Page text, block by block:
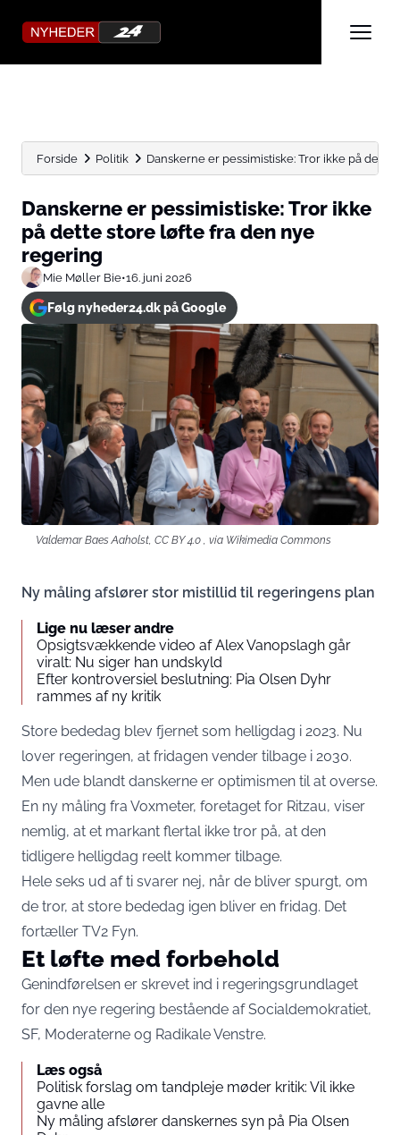
Forside Politik Danskerne er pessimistiske: Tror ikke på dette
Danskerne er pessimistiske: Tror ikke
på dette store løfte fra den nye
regering
Mie Møller Bie•16. juni 2026
Følg nyheder24.dk på Google
Valdemar Baes Aaholst, CC BY 4.0 , via Wikimedia Commons
Ny måling afslører stor mistillid til regeringens plan
Lige nu læser andre
Opsigtsvækkende video af Alex Vanopslagh går
viralt: Nu siger han undskyld
Efter kontroversiel beslutning: Pia Olsen Dyhr
rammes af ny kritik
Store bededag blev fjernet som helligdag i 2023. Nu
lover regeringen, at fridagen vender tilbage i 2030.
Men ude blandt danskerne er optimismen til at overse.
En ny måling fra Voxmeter, foretaget for Ritzau, viser
nemlig, at et markant flertal ikke tror på, at den
tidligere helligdag reelt kommer tilbage.
Hele seks ud af ti svarer nej, når de bliver spurgt, om
de tror, at store bededag igen bliver en fridag. Det
fortæller TV2 Fyn.
Et løfte med forbehold
Genindførelsen er skrevet ind i regeringsgrundlaget
for den nye regering bestående af Socialdemokratiet,
SF, Moderaterne og Radikale Venstre.
Læs også
Politisk forslag om tandpleje møder kritik: Vil ikke
gavne alle
Ny måling afslører danskernes syn på Pia Olsen